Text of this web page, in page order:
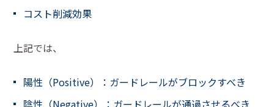
コスト削減効果
上記では、
陽性（Positive）：ガードレールがブロックすべき